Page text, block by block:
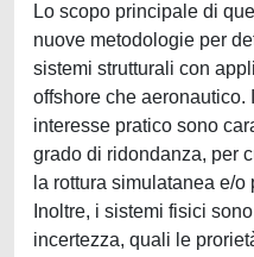
Lo scopo principale di
nuove metodologie per
sistemi strutturali con
offshore che aeronautico.
interesse pratico sono
grado di ridondanza, per
la rottura simulatanea e/
Inoltre, i sistemi fisici
incertezza, quali le